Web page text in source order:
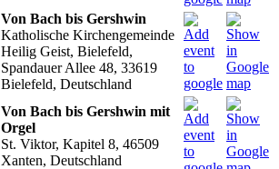
Von Bach bis Gershwin
Katholische Kirchengemeinde
Heilig Geist, Bielefeld,
Spandauer Allee 48, 33619
Bielefeld, Deutschland
Von Bach bis Gershwin mit
Orgel
St. Viktor, Kapitel 8, 46509
Xanten, Deutschland